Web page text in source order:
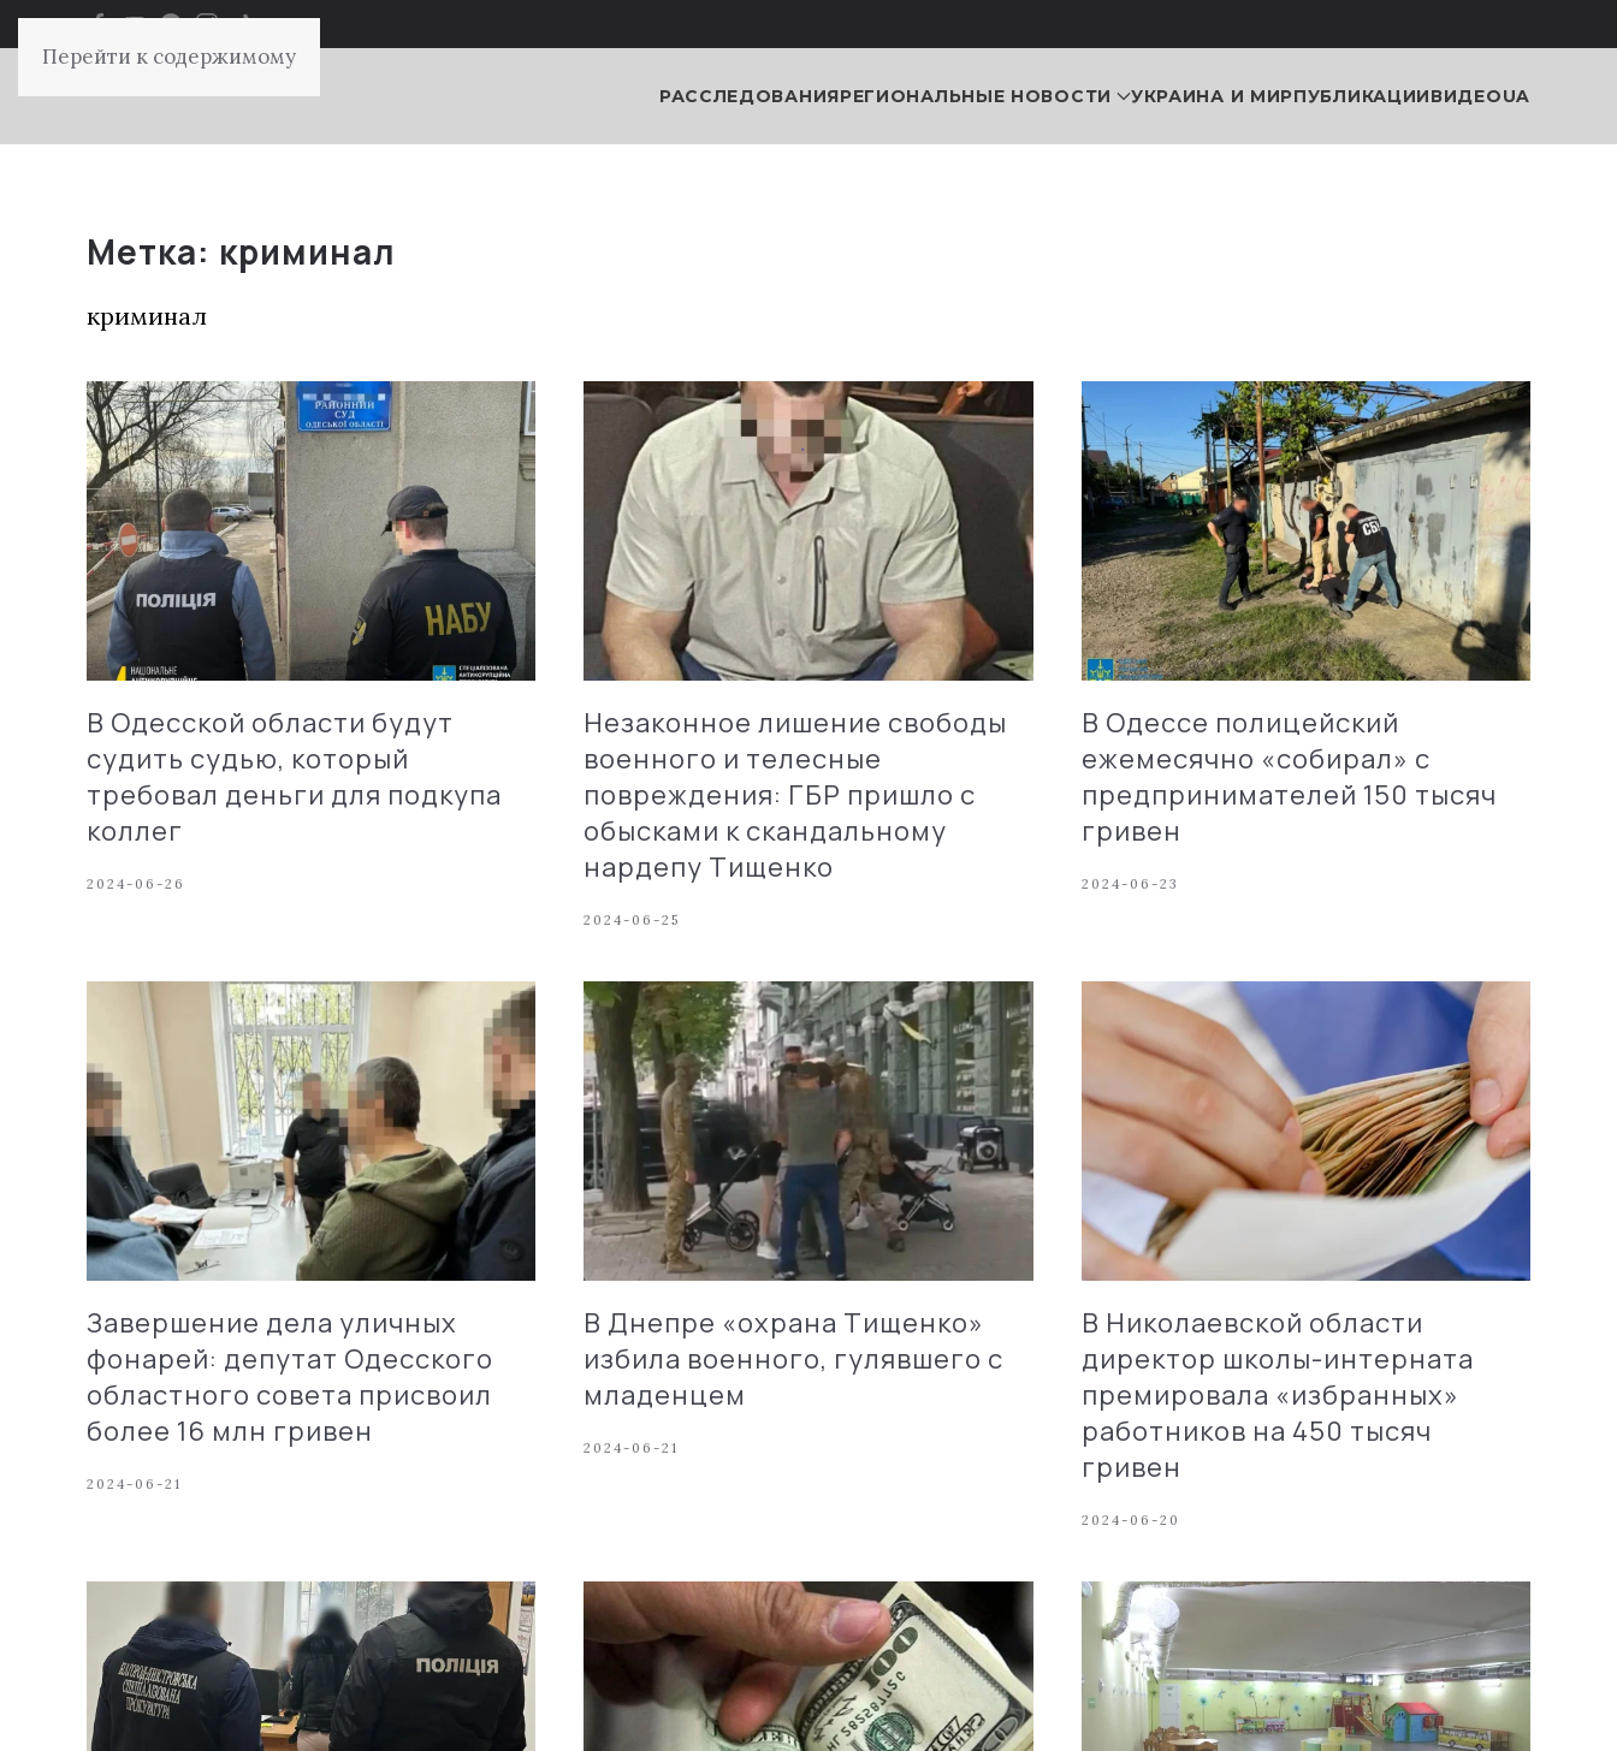
Перейти к содержимому
РАССЛЕДОВАНИЯРЕГИОНАЛЬНЫЕ НОВОСТИ УКРАИНА И МИРПУБЛИКАЦИИВИДЕОUA
Метка: криминал
криминал
В Одесской области будут
судить судью, который
требовал деньги для подкупа
коллег
2024-06-26
Незаконное лишение свободы
военного и телесные
повреждения: ГБР пришло с
обысками к скандальному
нардепу Тищенко
2024-06-25
В Одессе полицейский
ежемесячно «собирал» с
предпринимателей 150 тысяч
гривен
2024-06-23
Завершение дела уличных
фонарей: депутат Одесского
областного совета присвоил
более 16 млн гривен
2024-06-21
В Днепре «охрана Тищенко»
избила военного, гулявшего с
младенцем
2024-06-21
В Николаевской области
директор школы-интерната
премировала «избранных»
работников на 450 тысяч
гривен
2024-06-20